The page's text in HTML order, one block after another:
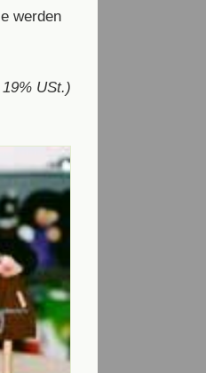
werden
USt.)